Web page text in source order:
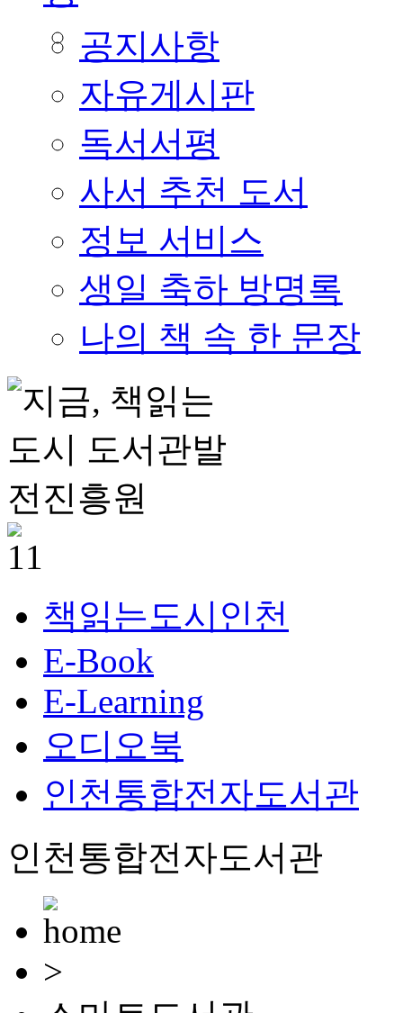
공지사항
자유게시판
독서서평
사서 추천 도서
정보 서비스
생일 축하 방명록
나의 책 속 한 문장
책읽는도시인천
E-Book
E-Learning
오디오북
인천통합전자도서관
인천통합전자도서관
>